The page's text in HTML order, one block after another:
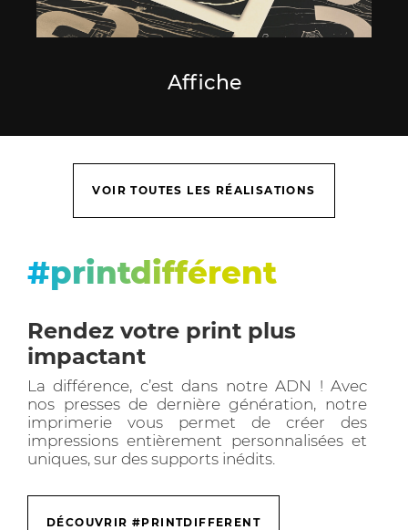
Affiche
VOIR TOUTES LES RÉALISATIONS
#printdifférent
Rendez votre print plus
impactant
La différence, c’est dans notre ADN ! Avec
nos presses de dernière génération, notre
imprimerie vous permet de créer des
impressions entièrement personnalisées et
uniques, sur des supports inédits.
DÉCOUVRIR #PRINTDIFFERENT